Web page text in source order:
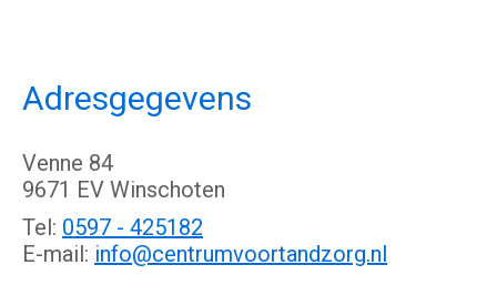
Adresgegevens
Venne 84
9671 EV Winschoten
Tel: 0597 - 425182
E-mail: info@centrumvoortandzorg.nl